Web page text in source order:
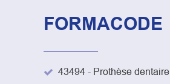
FORMACODE
43494 - Prothèse dentaire